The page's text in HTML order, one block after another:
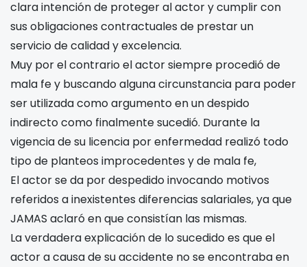
clara intención de proteger al actor y cumplir con
sus obligaciones contractuales de prestar un
servicio de calidad y excelencia.
Muy por el contrario el actor siempre procedió de
mala fe y buscando alguna circunstancia para poder
ser utilizada como argumento en un despido
indirecto como finalmente sucedió. Durante la
vigencia de su licencia por enfermedad realizó todo
tipo de planteos improcedentes y de mala fe,
El actor se da por despedido invocando motivos
referidos a inexistentes diferencias salariales, ya que
JAMAS aclaró en que consistían las mismas.
La verdadera explicación de lo sucedido es que el
actor a causa de su accidente no se encontraba en